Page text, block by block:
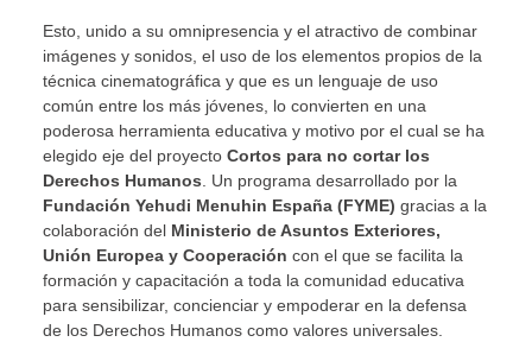
Esto, unido a su omnipresencia y el atractivo de combinar
imágenes y sonidos, el uso de los elementos propios de la
técnica cinematográfica y que es un lenguaje de uso
común entre los más jóvenes, lo convierten en una
poderosa herramienta educativa y motivo por el cual se ha
elegido eje del proyecto Cortos para no cortar los
Derechos Humanos. Un programa desarrollado por la
Fundación Yehudi Menuhin España (FYME) gracias a la
colaboración del Ministerio de Asuntos Exteriores,
Unión Europea y Cooperación con el que se facilita la
formación y capacitación a toda la comunidad educativa
para sensibilizar, concienciar y empoderar en la defensa
de los Derechos Humanos como valores universales.